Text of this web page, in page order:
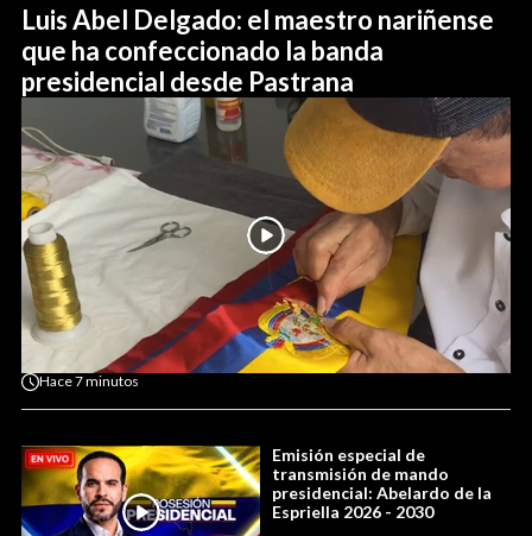
Luis Abel Delgado: el maestro nariñense
que ha confeccionado la banda
presidencial desde Pastrana
Hace7 minutos
Emisión especial de
transmisión de mando
presidencial: Abelardo de la
Espriella 2026 - 2030